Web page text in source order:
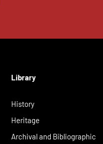
Library
History
Heritage
Archival and Bibliographic